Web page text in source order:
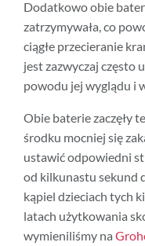
Dodatkowo obie
zatrzymywała, co
ciągłe przecieranie
jest zazwyczaj często
powodu jej wyglądu i
Obie baterie zaczęły
środku mocniej się
ustawić odpowiedni
od kilkunastu sekund
kąpiel dzieciach tych
latach użytkowania
wymieniliśmy na